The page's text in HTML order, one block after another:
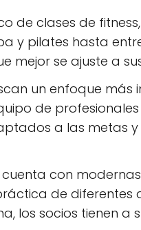
de clases de
y pilates hasta
mejor se ajuste a
un enfoque más
de
a las metas
cuenta con
de diferentes
los socios tienen a